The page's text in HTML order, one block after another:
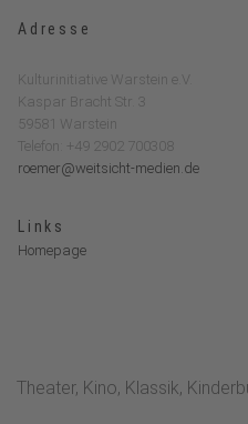
Adresse
Kulturinitiative Warstein e.V.
Kaspar Bracht Str. 3
59581 Warstein
Telefon: +49 2902 700308
roemer@weitsicht-medien.de
Links
Homepage
Theater, Kino, Klassik,